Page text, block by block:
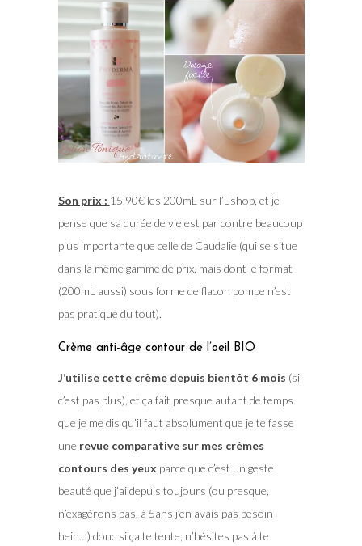
Son prix : 15,90€ les 200mL sur l’Eshop, et je
pense que sa durée de vie est par contre beaucoup
plus importante que celle de Caudalie (qui se situe
dans la même gamme de prix, mais dont le format
(200mL aussi) sous forme de flacon pompe n’est
pas pratique du tout).
Crème anti-âge contour de l’oeil BIO
J’utilise cette crème depuis bientôt 6 mois (si
c’est pas plus), et ça fait presque autant de temps
que je me dis qu’il faut absolument que je te fasse
une revue comparative sur mes crèmes
contours des yeux parce que c’est un geste
beauté que j’ai depuis toujours (ou presque,
n’exagérons pas, à 5ans j’en avais pas besoin
hein…) donc si ça te tente, n’hésites pas à te